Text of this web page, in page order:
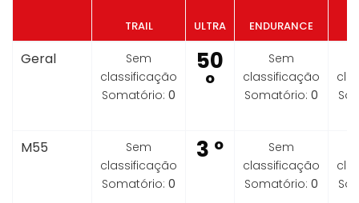
TRAIL ULTRA ENDURANCE
Geral
Sem
classificação
Somatório: 0
50
º
Sem
classificação
Somatório: 0
M55
Sem
classificação
Somatório: 0
3 º
Sem
classificação
Somatório: 0